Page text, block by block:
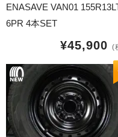
15インチ：夏タイヤ
16インチ：夏タイヤホ
17インチ：夏タイヤ
18インチ：夏タイヤホ
ENASAVE VAN01
6PR 4本SET
¥45,900 (